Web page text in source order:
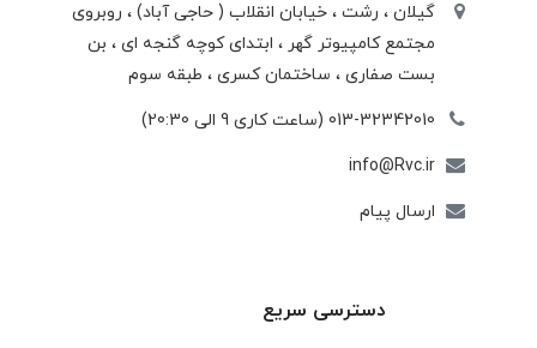
گیلان ، رشت ، خيابان انقلاب ( حاجی آباد) ، روبروی
مجتمع كامپيوتر گهر ، ابتدای كوچه گنجه ای ، بن
بست صفاری ، ساختمان كسری ، طبقه سوم
013-32342010 (ساعت کاری 9 الی 20:30)
info@Rvc.ir
ارسال پیام
دسترسی سریع